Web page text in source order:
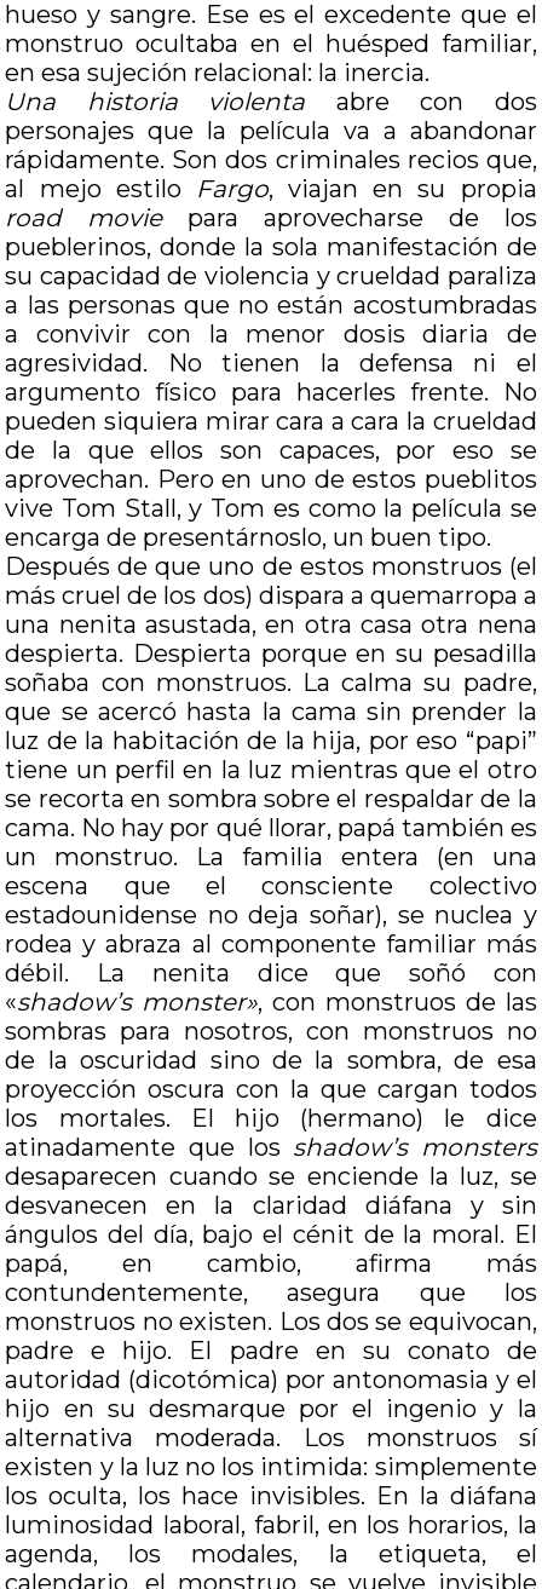
hueso y sangre. Ese es el excedente que el
monstruo ocultaba en el huésped familiar,
en esa sujeción relacional: la inercia.
Una historia violenta abre con dos
personajes que la película va a abandonar
rápidamente. Son dos criminales recios que,
al mejo estilo Fargo, viajan en su propia
road moviepara aprovecharse de los
pueblerinos, donde la sola manifestación de
su capacidad de violencia y crueldad paraliza
a las personas que no están acostumbradas
a convivir con la menor dosis diaria de
agresividad. No tienen la defensa ni el
argumento físico para hacerles frente. No
pueden siquiera mirar cara a cara la crueldad
de la que ellos son capaces, por eso se
aprovechan. Pero en uno de estos pueblitos
vive Tom Stall, y Tom es como la película se
encarga de presentárnoslo, un buen tipo.
Después de que uno de estos monstruos (el
más cruel de los dos) dispara a quemarropa a
una nenita asustada, en otra casa otra nena
despierta. Despierta porque en su pesadilla
soñaba con monstruos. La calma su padre,
que se acercó hasta la cama sin prender la
luz de la habitación de la hija, por eso “papi”
tiene un perfil en la luz mientras que el otro
se recorta en sombra sobre el respaldar de la
cama. No hay por qué llorar, papá también es
un monstruo. La familia entera (en una
escena que el consciente colectivo
estadounidense no deja soñar), se nuclea y
rodea y abraza al componente familiar más
débil. La nenita dice que soñó con
«shadow’s monster», con monstruos de las
sombras para nosotros, con monstruos no
de la oscuridad sino de la sombra, de esa
proyección oscura con la que cargan todos
los mortales. El hijo (hermano) le dice
atinadamente que los shadow’s monsters
desaparecen cuando se enciende la luz, se
desvanecen en la claridad diáfana y sin
ángulos del día, bajo el cénit de la moral. El
papá, en cambio, afirma más
contundentemente, asegura que los
monstruos no existen. Los dos se equivocan,
padre e hijo. El padre en su conato de
autoridad (dicotómica) por antonomasia y el
hijo en su desmarque por el ingenio y la
alternativa moderada. Los monstruos sí
existen y la luz no los intimida: simplemente
los oculta, los hace invisibles. En la diáfana
luminosidad laboral, fabril, en los horarios, la
agenda, los modales, la etiqueta, el
calendario, el monstruo se vuelve invisible